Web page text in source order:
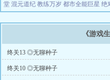
堂 混元道纪 教练万岁 都市全能巨星 绝
《游戏
终关13 ◎无聊种子
终关10 ◎无聊种子